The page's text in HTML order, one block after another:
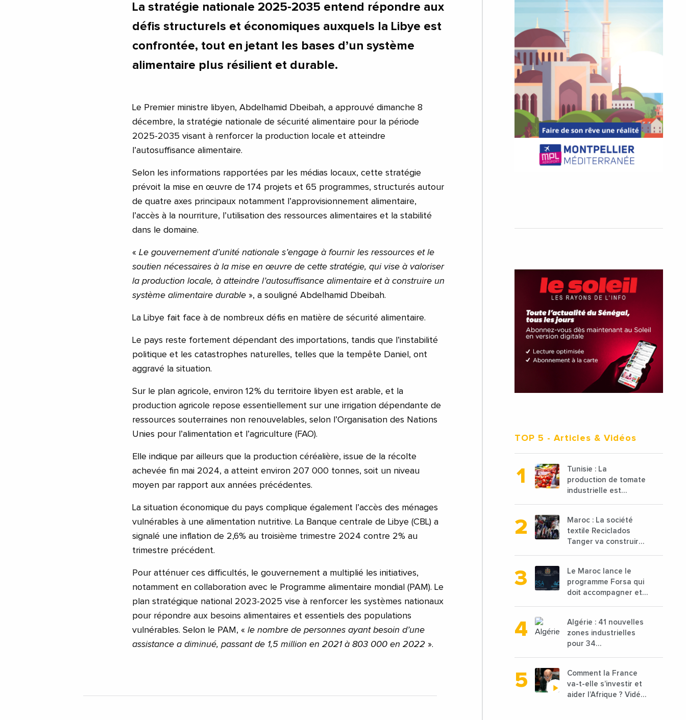
La stratégie nationale 2025-2035 entend répondre aux
défis structurels et économiques auxquels la Libye est
confrontée, tout en jetant les bases d’un système
alimentaire plus résilient et durable.
Le Premier ministre libyen, Abdelhamid Dbeibah, a approuvé dimanche 8
décembre, la stratégie nationale de sécurité alimentaire pour la période
2025-2035 visant à renforcer la production locale et atteindre
l’autosuffisance alimentaire.
Selon les informations rapportées par les médias locaux, cette stratégie
prévoit la mise en œuvre de 174 projets et 65 programmes, structurés autour
de quatre axes principaux notamment l’approvisionnement alimentaire,
l’accès à la nourriture, l’utilisation des ressources alimentaires et la stabilité
dans le domaine.
« Le gouvernement d’unité nationale s’engage à fournir les ressources et le
soutien nécessaires à la mise en œuvre de cette stratégie, qui vise à valoriser
la production locale, à atteindre l’autosuffisance alimentaire et à construire un
système alimentaire durable », a souligné Abdelhamid Dbeibah.
La Libye fait face à de nombreux défis en matière de sécurité alimentaire.
Le pays reste fortement dépendant des importations, tandis que l’instabilité
politique et les catastrophes naturelles, telles que la tempête Daniel, ont
aggravé la situation.
Sur le plan agricole, environ 12% du territoire libyen est arable, et la
production agricole repose essentiellement sur une irrigation dépendante de
ressources souterraines non renouvelables, selon l’Organisation des Nations
Unies pour l’alimentation et l’agriculture (FAO).
Elle indique par ailleurs que la production céréalière, issue de la récolte
achevée fin mai 2024, a atteint environ 207 000 tonnes, soit un niveau
moyen par rapport aux années précédentes.
La situation économique du pays complique également l’accès des ménages
vulnérables à une alimentation nutritive. La Banque centrale de Libye (CBL) a
signalé une inflation de 2,6% au troisième trimestre 2024 contre 2% au
trimestre précédent.
Pour atténuer ces difficultés, le gouvernement a multiplié les initiatives,
notamment en collaboration avec le Programme alimentaire mondial (PAM). Le
plan stratégique national 2023-2025 vise à renforcer les systèmes nationaux
pour répondre aux besoins alimentaires et essentiels des populations
vulnérables. Selon le PAM, « le nombre de personnes ayant besoin d’une
assistance a diminué, passant de 1,5 million en 2021 à 803 000 en 2022 ».
TOP 5 - Articles & Vidéos
Tunisie : La
production de tomate
industrielle est
baisse de 15%
Maroc : La société
textile Reciclados
Tanger va construire
traiter les déchets
textiles
Le Maroc lance le
programme Forsa qui
doit accompagner et
avec une enveloppe
de 1,25 milliard de
dirhams
Algérie : 41 nouvelles
zones industrielles
pour 34
Comment la France
va-t-elle s’investir et
aider l’Afrique ? Vidéo